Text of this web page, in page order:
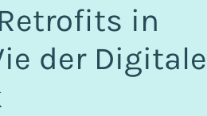
in
der Digitale